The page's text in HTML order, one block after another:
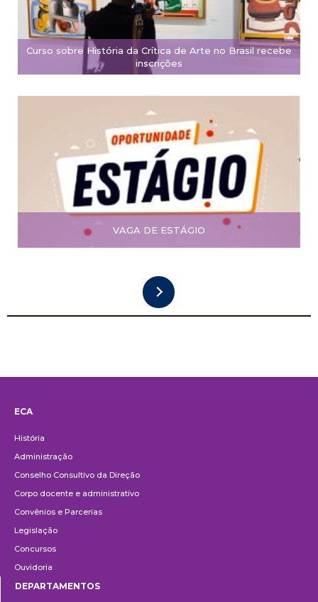
Curso sobre História da Crítica de Arte no Brasil recebe
inscrições
VAGA DE ESTÁGIO
ECA
História
Administração
Conselho Consultivo da Direção
Corpo docente e administrativo
Convênios e Parcerias
Legislação
Concursos
Ouvidoria
DEPARTAMENTOS